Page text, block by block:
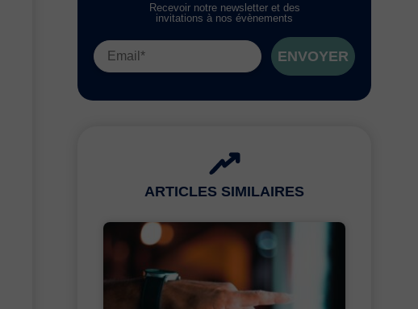
Recevoir notre newsletter et des
invitations à nos évènements
ENVOYER
ARTICLES SIMILAIRES